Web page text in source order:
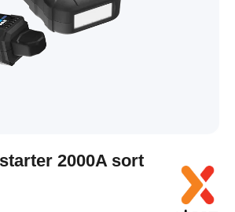
2000A sort